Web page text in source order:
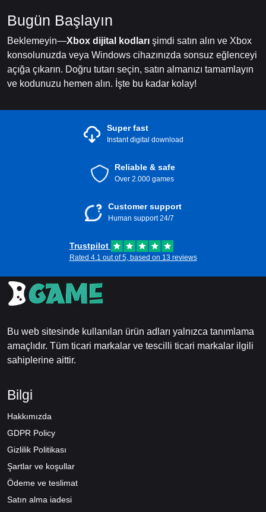
Bugün Başlayın
Beklemeyin—Xbox dijital kodları şimdi satın alın ve Xbox
konsolunuzda veya Windows cihazınızda sonsuz eğlenceyi
açığa çıkarın. Doğru tutarı seçin, satın almanızı tamamlayın
ve kodunuzu hemen alın. İşte bu kadar kolay!
Super fast
Instant digital download
Reliable & safe
Over 2.000 games
Customer support
Human support 24/7
Trustpilot
Rated 4.1 out of 5, based on 13 reviews
Bu web sitesinde kullanılan ürün adları yalnızca tanımlama
amaçlıdır. Tüm ticari markalar ve tescilli ticari markalar ilgili
sahiplerine aittir.
Bilgi
Hakkımızda
GDPR Policy
Gizlilik Politikası
Şartlar ve koşullar
Ödeme ve teslimat
Satın alma iadesi